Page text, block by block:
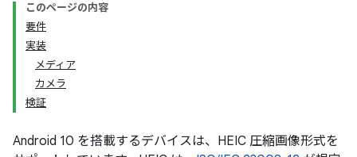
このページの内容
要件
実装
メディア
カメラ
検証
Android 10 を搭載するデバイスは、HEIC 圧縮画像形式を